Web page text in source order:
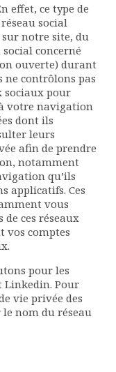
effet, ce type de
social
notre site, du
concerné
ouverte) durant
contrôlons pas
sociaux pour
votre navigation
dont ils
leurs
afin de prendre
notamment
qu’ils
applicatifs. Ces
vous
de ces réseaux
vos comptes
pour les
Linkedin. Pour
vie privée des
nom du réseau